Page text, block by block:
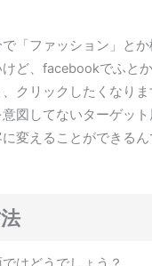
「ファッション」とか
ど、facebookでふと
クリックしたくなりま
図してないターゲット
変えることができるん